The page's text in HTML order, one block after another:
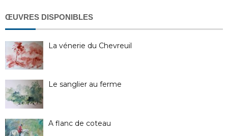
ŒUVRES DISPONIBLES
La vénerie du Chevreuil
Le sanglier au ferme
A flanc de coteau